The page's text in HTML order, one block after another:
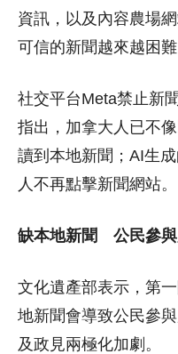
資訊，以及內容農場
可信的新聞越來越困難
社交平台Meta禁止新
指出，加拿大人已不
讀到本地新聞；AI生
人不再點擊新聞網站。
缺本地新聞 公民參
文化遺產部表示，第
地新聞會導致公民參
及政見兩極化加劇。